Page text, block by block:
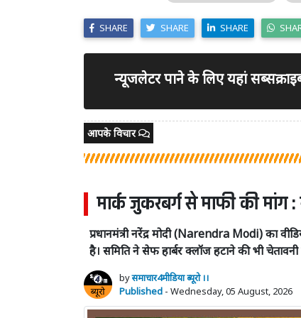
SHARE SHARE SHARE
न्यूजलेटर पाने के लिए यहां
आपके विचार
मार्क जुकरबर्ग से माफी की मांग
प्रधानमंत्री नरेंद्र मोदी (Narendra Modi) का
है। समिति ने सेफ हार्बर क्लॉज हटाने की भी चेतावनी
byसमाचार4मीडिया ब्यूरो ।।
Published - Wednesday, 05 August, 2026